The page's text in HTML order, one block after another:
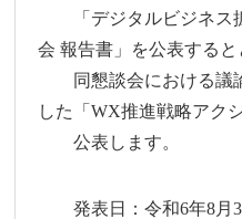
「デジタルビジネス
会 報告書」を公表すると
同懇談会における議
した「WX推進戦略アク
公表します。
発表日：令和6年8月